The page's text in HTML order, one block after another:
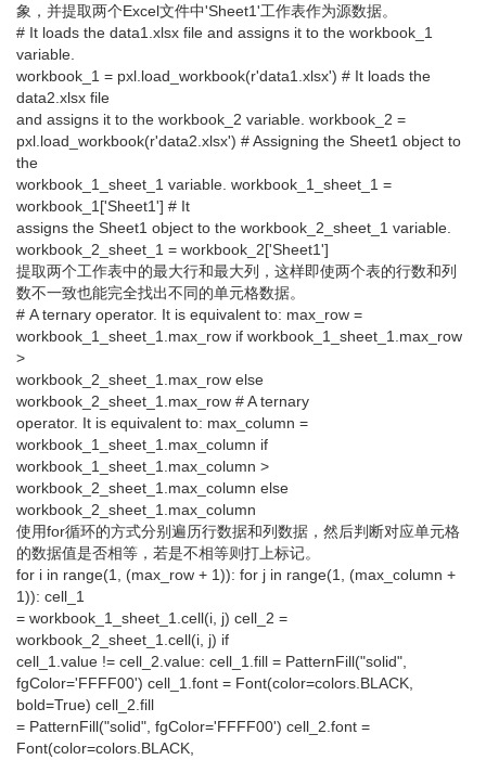
象，并提取两个Excel文件中'Sheet1'工作表作为源数据。
# It loads the data1.xlsx file and assigns it to the workbook_1
variable.
workbook_1 = pxl.load_workbook(r'data1.xlsx') # It loads the
data2.xlsx file
and assigns it to the workbook_2 variable. workbook_2 =
pxl.load_workbook(r'data2.xlsx') # Assigning the Sheet1 object to
the
workbook_1_sheet_1 variable. workbook_1_sheet_1 =
workbook_1['Sheet1'] # It
assigns the Sheet1 object to the workbook_2_sheet_1 variable.
workbook_2_sheet_1 = workbook_2['Sheet1']
提取两个工作表中的最大行和最大列，这样即使两个表的行数和列
数不一致也能完全找出不同的单元格数据。
# A ternary operator. It is equivalent to: max_row =
workbook_1_sheet_1.max_row if workbook_1_sheet_1.max_row
>
workbook_2_sheet_1.max_row else
workbook_2_sheet_1.max_row # A ternary
operator. It is equivalent to: max_column =
workbook_1_sheet_1.max_column if
workbook_1_sheet_1.max_column >
workbook_2_sheet_1.max_column else
workbook_2_sheet_1.max_column
使用for循环的方式分别遍历行数据和列数据，然后判断对应单元格
的数据值是否相等，若是不相等则打上标记。
for i in range(1, (max_row + 1)): for j in range(1, (max_column +
1)): cell_1
= workbook_1_sheet_1.cell(i, j) cell_2 =
workbook_2_sheet_1.cell(i, j) if
cell_1.value != cell_2.value: cell_1.fill = PatternFill("solid",
fgColor='FFFF00') cell_1.font = Font(color=colors.BLACK,
bold=True) cell_2.fill
= PatternFill("solid", fgColor='FFFF00') cell_2.font =
Font(color=colors.BLACK,